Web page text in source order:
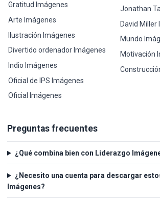
Gratitud Imágenes
Arte Imágenes
Ilustración Imágenes
Divertido ordenador Imágenes
Indio Imágenes
Oficial de IPS Imágenes
Oficial Imágenes
Jonathan
David Miller
Mundo
Motivación
Preguntas frecuentes
¿Qué combina bien con Liderazgo
¿Necesito una cuenta para descargar
Imágenes?